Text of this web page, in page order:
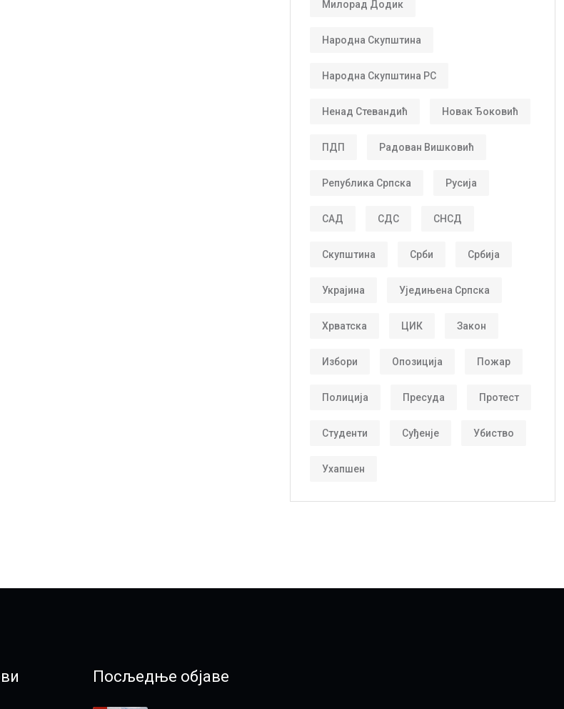
Милорад Додик
Народна Скупштина
Народна Скупштина РС
Ненад Стевандић Новак Ђоковић
ПДП Радован Вишковић
Република Српска Русија
САД СДС СНСД
Скупштина Срби Србија
Украјина Уједињена Српска
Хрватска ЦИК Закон
Избори Опозиција Пожар
Полиција Пресуда Протест
Студенти Суђенје Убиство
Ухапшен
Посљедње објаве